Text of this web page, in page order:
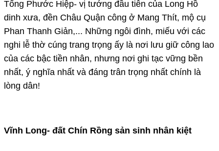
Tống Phước Hiệp- vị tướng đầu tiên của Long Hồ
dinh xưa, đền Châu Quận công ở Mang Thít, mộ cụ
Phan Thanh Giản,... Những ngôi đình, miếu với các
nghi lễ thờ cúng trang trọng ấy là nơi lưu giữ công lao
của các bậc tiền nhân, nhưng nơi ghi tạc vững bền
nhất, ý nghĩa nhất và đáng trân trọng nhất chính là
lòng dân!
Vĩnh Long- đất Chín Rồng sản sinh nhân kiệt